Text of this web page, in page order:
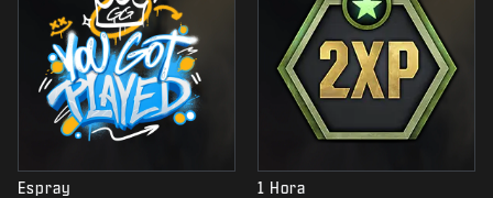
Espray 1 Hora